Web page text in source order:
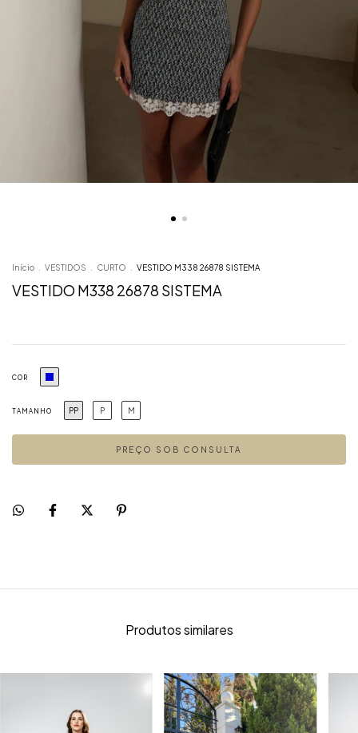
Início . VESTIDOS . CURTO . VESTIDO M338 26878 SISTEMA
VESTIDO M338 26878 SISTEMA
COR
TAMANHO PP P M
Produtos similares